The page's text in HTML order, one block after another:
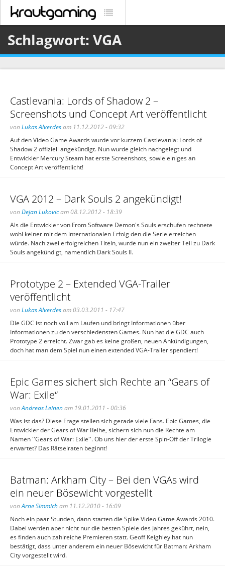
Schlagwort: VGA
Castlevania: Lords of Shadow 2 –
Screenshots und Concept Art veröffentlicht
von Lukas Alverdesam 11.12.2012 - 09:32
Auf den Video Game Awards wurde vor kurzem Castlevania: Lords of
Shadow 2 offiziell angekündigt. Nun wurde gleich nachgelegt und
Entwickler Mercury Steam hat erste Screenshots, sowie einiges an
Concept Art veröffentlicht!
VGA 2012 – Dark Souls 2 angekündigt!
von Dejan Lukovicam 08.12.2012 - 18:39
Als die Entwickler von From Software Demon's Souls erschufen rechnete
wohl keiner mit dem internationalen Erfolg den die Serie erreichen
würde. Nach zwei erfolgreichen Titeln, wurde nun ein zweiter Teil zu Dark
Souls angekündigt, namentlich Dark Souls II.
Prototype 2 – Extended VGA-Trailer
veröffentlicht
von Lukas Alverdesam 03.03.2011 - 17:47
Die GDC ist noch voll am Laufen und bringt Informationen über
Informationen zu den verschiedensten Games. Nun hat die GDC auch
Prototype 2 erreicht. Zwar gab es keine großen, neuen Ankündigungen,
doch hat man dem Spiel nun einen extended VGA-Trailer spendiert!
Epic Games sichert sich Rechte an “Gears of
War: Exile“
vonAndreas Leinenam 19.01.2011 - 00:36
Was ist das? Diese Frage stellen sich gerade viele Fans. Epic Games, die
Entwickler der Gears of War Reihe, sichern sich nun die Rechte am
Namen ''Gears of War: Exile''. Ob uns hier der erste Spin-Off der Trilogie
erwartet? Das Rätselraten beginnt!
Batman: Arkham City – Bei den VGAs wird
ein neuer Bösewicht vorgestellt
vonArne Simmicham 11.12.2010 - 16:09
Noch ein paar Stunden, dann starten die Spike Video Game Awards 2010.
Dabei werden aber nicht nur die besten Spiele des Jahres gekührt, nein,
es finden auch zahlreiche Premieren statt. Geoff Keighley hat nun
bestätigt, dass unter anderem ein neuer Bösewicht für Batman: Arkham
City vorgestellt wird.